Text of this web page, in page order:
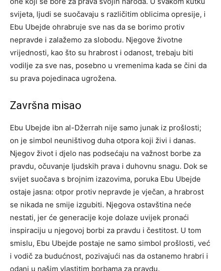
svijeta, ljudi se suočavaju s različitim oblicima opresije, i
Ebu Ubejde ohrabruje sve nas da se borimo protiv
nepravde i zalažemo za slobodu. Njegove životne
vrijednosti, kao što su hrabrost i odanost, trebaju biti
vodilje za sve nas, posebno u vremenima kada se čini da
su prava pojedinaca ugrožena.
Završna misao
Ebu Ubejde ibn al-Džerrah nije samo junak iz prošlosti;
on je simbol neuništivog duha otpora koji živi i danas.
Njegov život i djelo nas podsećaju na važnost borbe za
pravdu, očuvanje ljudskih prava i duhovnu snagu. Dok se
svijet suočava s brojnim izazovima, poruka Ebu Ubejde
ostaje jasna: otpor protiv nepravde je vječan, a hrabrost
se nikada ne smije izgubiti. Njegova ostavština neće
nestati, jer će generacije koje dolaze uvijek pronaći
inspiraciju u njegovoj borbi za pravdu i čestitost. U tom
smislu, Ebu Ubejde postaje ne samo simbol prošlosti, već
i vodič za budućnost, pozivajući nas da ostanemo hrabri i
odani u našim vlastitim borbama za pravdu.